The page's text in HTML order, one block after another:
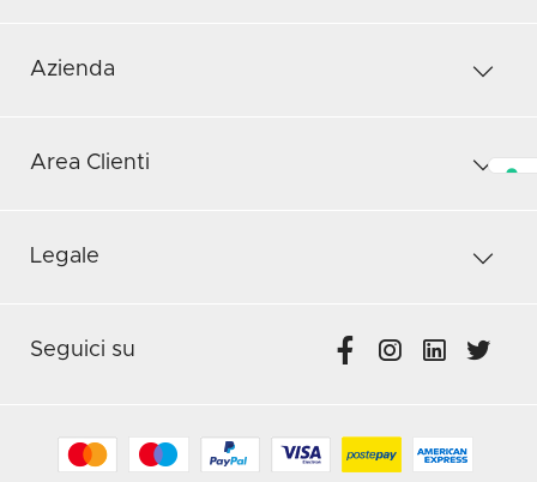
Azienda
Area Clienti
Legale
Seguici su